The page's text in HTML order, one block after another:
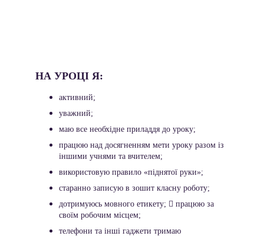
НА УРОЦІ Я:
активний;
уважний;
маю все необхідне приладдя до уроку;
працюю над досягненням мети уроку разом із
іншими учнями та вчителем;
використовую правило «піднятої руки»;
старанно записую в зошит класну роботу;
дотримуюсь мовного етикету;  працюю за
своїм робочим місцем;
телефони та інші гаджети тримаю